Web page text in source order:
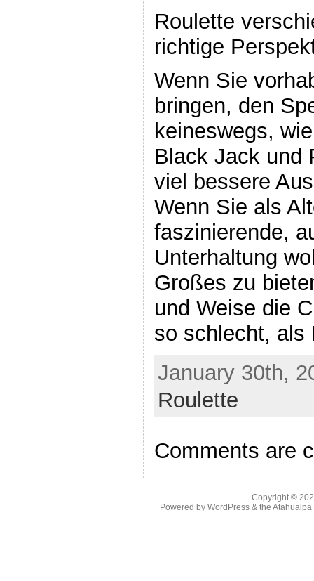
Roulette
richtige
Wenn Sie
bringen, den
keineswegs,
Black Jack und
viel bessere
Wenn Sie als
faszinierende,
Unterhaltung
Großes zu
und Weise die
so schlecht, als
January 30th,
Roulette
Comments are
Copyright ©
Powered by WordPress& the Atahualpa